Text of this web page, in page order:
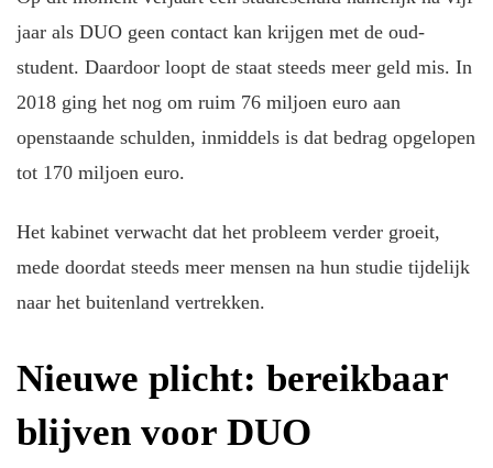
jaar als DUO geen contact kan krijgen met de oud-
student. Daardoor loopt de staat steeds meer geld mis. In
2018 ging het nog om ruim 76 miljoen euro aan
openstaande schulden, inmiddels is dat bedrag opgelopen
tot 170 miljoen euro.
Het kabinet verwacht dat het probleem verder groeit,
mede doordat steeds meer mensen na hun studie tijdelijk
naar het buitenland vertrekken.
Nieuwe plicht: bereikbaar
blijven voor DUO